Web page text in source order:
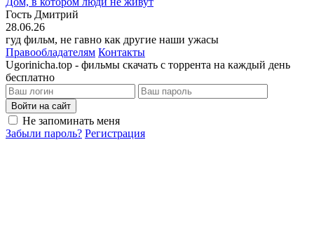
Гость Дмитрий
28.06.26
гуд фильм, не гавно как другие наши ужасы
Правообладателям Контакты
Ugorinicha.top - фильмы скачать с торрента на каждый день
бесплатно
Войти на сайт
Не запоминать меня
Забыли пароль? Регистрация